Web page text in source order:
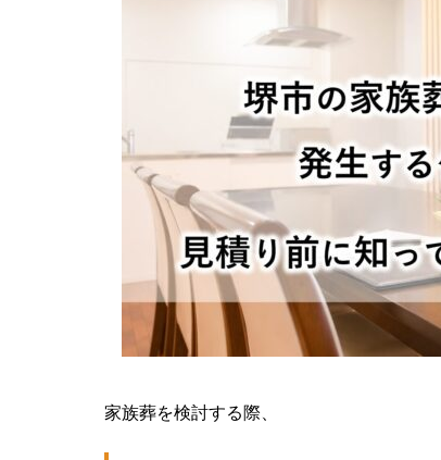
家族葬を検討する際、